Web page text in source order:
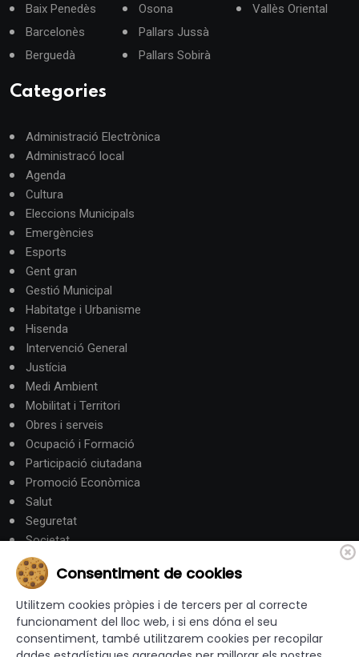
Baix Penedès
Barcelonès
Berguedà
Osona
Pallars Jussà
Pallars Sobirà
Vallès Oriental
Categories
Administració Electrònica
Administracó local
Agenda
Cultura
Eleccions Municipals
Emergències
Esports
Gent gran
Gestió Municipal
Habitatge i Urbanisme
Hisenda
Intervenció General
Justícia
Medi Ambient
Mobilitat i Territori
Obres i serveis
Ocupació i Formació
Participació ciutadana
Promoció Econòmica
Salut
Seguretat
Societat
Turisme
Altres Canals
canalandorra.ad
Consentiment de cookies
Utilitzem cookies pròpies i de tercers per al correcte
funcionament del lloc web, i si ens dóna el seu
consentiment, també utilitzarem cookies per recopilar